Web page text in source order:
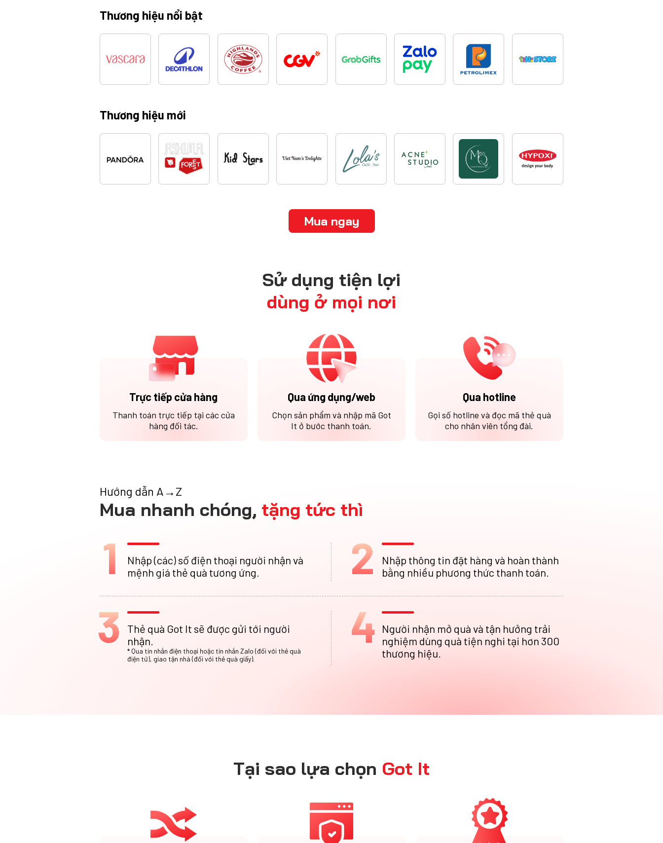
Thương hiệu nổi bật
Thương hiệu mới
Mua ngay
Sử dụng tiện lợi
dùng ở mọi nơi
Trực tiếp cửa hàng
Thanh toán trực tiếp tại các cửa
hàng đối tác.
Qua ứng dụng/web
Chọn sản phẩm và nhập mã Got
It ở bước thanh toán.
Qua hotline
Gọi số hotline và đọc mã thẻ quà
cho nhân viên tổng đài.
Hướng dẫn A→Z
Mua nhanh chóng, tặng tức thì
1
Nhập (các) số điện thoại người nhận và
mệnh giá thẻ quà tương ứng.
2
Nhập thông tin đặt hàng và hoàn thành
bằng nhiều phương thức thanh toán.
3
Thẻ quà Got It sẽ được gửi tới người
nhận.
* Qua tin nhắn điện thoại hoặc tin nhắn Zalo (đối với thẻ quà
điện tử), giao tận nhà (đối với thẻ quà giấy).
4
Người nhận mở quà và tận hưởng trải
nghiệm dùng quà tiện nghi tại hơn 300
thương hiệu.
Tại sao lựa chọn Got It